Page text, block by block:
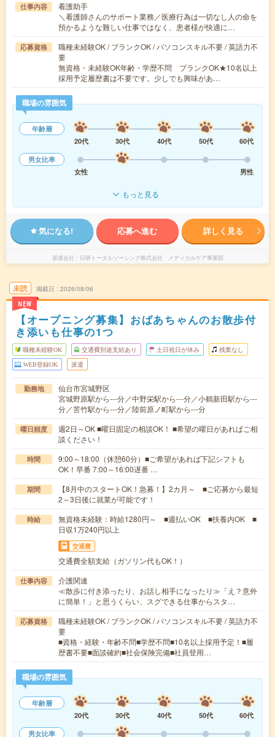
仕事内容
看護助手
＼看護師さんのサポート業務／医療行為は一切なし人の命を
預かるような難しい仕事ではなく、患者様が快適に…
応募資格
職種未経験OK / ブランクOK / パソコンスキル不要 / 英語力不
要
無資格・未経験OK年齢・学歴不問 ブランクOK★10名以上
採用予定履歴書は不要です。少しでも興味があ…
職場の雰囲気
年齢層
20代
30代 40代 50代
60代
男女比率
女性
男性
もっと見る
気になる! 応募へ進む 詳しく見る
派遣会社 日研トータルソーシング株式会社 メディカルケア事業部
未読
NEW
掲載日 2026/08/06
【オープニング募集】おばあちゃんのお散歩付
き添いも仕事の1つ
職種未経験OK 交通費別途支給あり 土日祝日が休み 残業なし
WEB登録OK 派遣
勤務地
仙台市宮城野区
宮城野原駅から---分／中野栄駅から---分／小鶴新田駅から---
分／苦竹駅から---分／陸前原ノ町駅から---分
曜日頻度
週2日～OK ■曜日固定の相談OK！ ■希望の曜日があればご相
談ください！
時間
9:00～18:00（休憩60分）■ご希望があれば下記シフトも
OK！早番 7:00～16:00遅番 …
期間
【8月中のスタートOK！急募！】2カ月～ ■ご応募から最短
2～3日後に就業が可能です！
時給
無資格未経験：時給1280円～ ■週払いOK ■扶養内OK ■
日収1万240円以上
交通費
交通費全額支給（ガソリン代もOK！）
仕事内容
介護関連
≪散歩に付き添ったり、お話し相手になったり≫「え？意外
に簡単！」と思うくらい、スグできる仕事からスタ…
応募資格
職種未経験OK / ブランクOK / パソコンスキル不要 / 英語力不
要
■資格・経験・年齢不問■学歴不問■10名以上採用予定！■履
歴書不要■面談確約■社会保険完備■社員登用…
職場の雰囲気
年齢層
20代
30代 40代 50代
60代
男女比率